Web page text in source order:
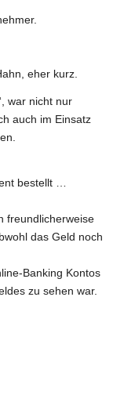
eher kurz.
war nicht nur
auch im Einsatz
bestellt …
freundlicherweise
das Geld noch
Banking Kontos
zu sehen war.